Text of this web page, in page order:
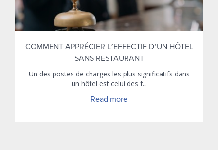
COMMENT APPRÉCIER L’EFFECTIF D’UN HÔTEL
SANS RESTAURANT
Un des postes de charges les plus significatifs dans
un hôtel est celui des f...
Read more